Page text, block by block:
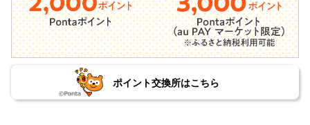
ポイント交換所はこちら